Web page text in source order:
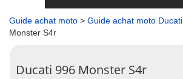
Guide achat moto > Guide achat moto Ducati
Monster S4r
Ducati 996 Monster S4r